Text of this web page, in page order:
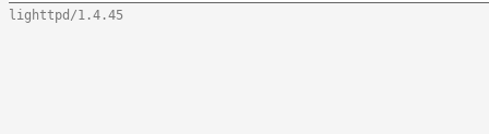
lighttpd/1.4.45